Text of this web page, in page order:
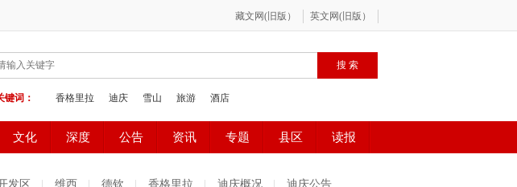
发区 维西 德钦 香格里拉 迪庆概况 迪庆公告